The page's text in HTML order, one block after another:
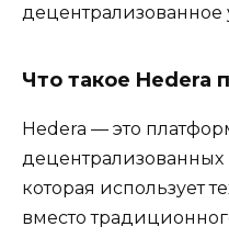
децентрализованное
Что такое Hedera
Hedera — это
которая использует
вместо